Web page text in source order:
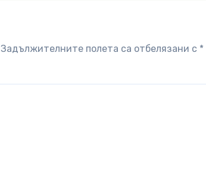
Задължителните полета са отбелязани с *